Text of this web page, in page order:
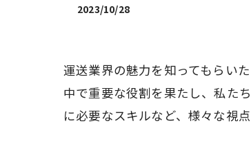
2023/10/28
運送業界の魅力を知ってもらい
中で重要な役割を果たし、私た
に必要なスキルなど、様々な視